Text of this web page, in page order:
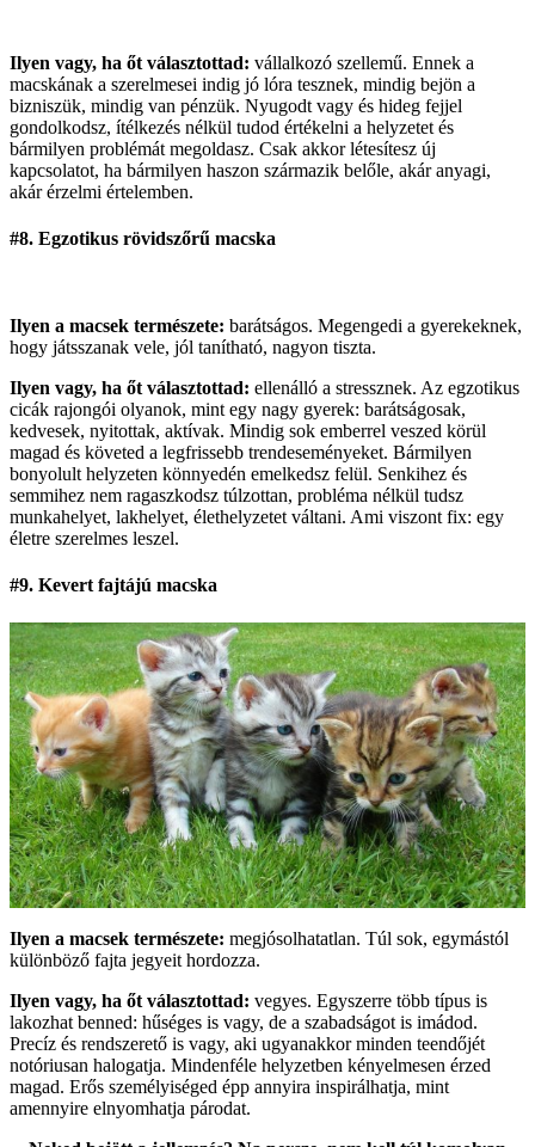
Ilyen vagy, ha őt választottad: vállalkozó szellemű. Ennek a
macskának a szerelmesei indig jó lóra tesznek, mindig bejön a
bizniszük, mindig van pénzük. Nyugodt vagy és hideg fejjel
gondolkodsz, ítélkezés nélkül tudod értékelni a helyzetet és
bármilyen problémát megoldasz. Csak akkor létesítesz új
kapcsolatot, ha bármilyen haszon származik belőle, akár anyagi,
akár érzelmi értelemben.
#8. Egzotikus rövidszőrű macska
Ilyen a macsek természete: barátságos. Megengedi a gyerekeknek,
hogy játsszanak vele, jól tanítható, nagyon tiszta.
Ilyen vagy, ha őt választottad: ellenálló a stressznek. Az egzotikus
cicák rajongói olyanok, mint egy nagy gyerek: barátságosak,
kedvesek, nyitottak, aktívak. Mindig sok emberrel veszed körül
magad és követed a legfrissebb trendeseményeket. Bármilyen
bonyolult helyzeten könnyedén emelkedsz felül. Senkihez és
semmihez nem ragaszkodsz túlzottan, probléma nélkül tudsz
munkahelyet, lakhelyet, élethelyzetet váltani. Ami viszont fix: egy
életre szerelmes leszel.
#9. Kevert fajtájú macska
Ilyen a macsek természete: megjósolhatatlan. Túl sok, egymástól
különböző fajta jegyeit hordozza.
Ilyen vagy, ha őt választottad: vegyes. Egyszerre több típus is
lakozhat benned: hűséges is vagy, de a szabadságot is imádod.
Precíz és rendszerető is vagy, aki ugyanakkor minden teendőjét
notóriusan halogatja. Mindenféle helyzetben kényelmesen érzed
magad. Erős személyiséged épp annyira inspirálhatja, mint
amennyire elnyomhatja párodat.